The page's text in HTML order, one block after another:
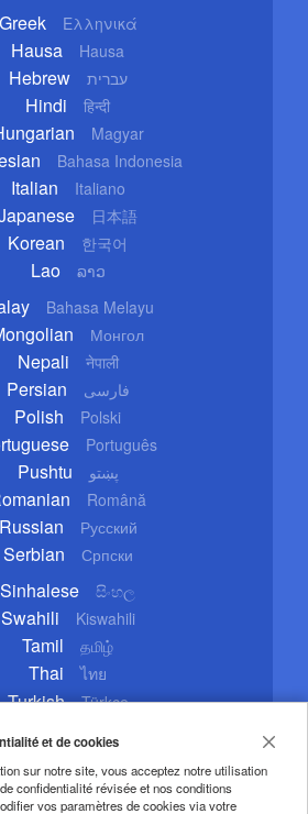
Greek Ελληνικά
Hausa Hausa
Hebrew עברית
Hindi हिन्दी
Magyar
Bahasa Indonesia
Italian Italiano
日本語
Korean 한국어
Lao ລາວ
Bahasa Melayu
Монгол
Nepali नेपाली
Persian فارسی
Polish Polski
Português
Pushtu پښتو
Română
Russian Русский
Serbian Српски
Sinhalese සිංහල
Swahili Kiswahili
Tamil தமிழ்
Thai ไทย
Turkish Türkçe
Tiếng Việt
et de cookies
sur notre site, vous acceptez notre utilisation
confidentialité révisée et nos conditions
vos paramètres de cookies via votre